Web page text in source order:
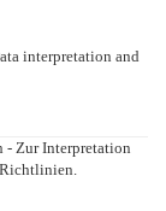
interpretation and
- Zur Interpretation